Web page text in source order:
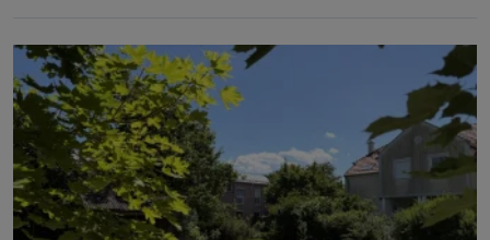
Liste der Partner (Lieferanten)